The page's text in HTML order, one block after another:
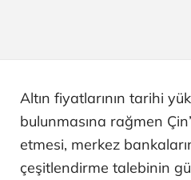
Altın fiyatlarının tarihi
bulunmasına rağmen
etmesi, merkez
çeşitlendirme talebinin